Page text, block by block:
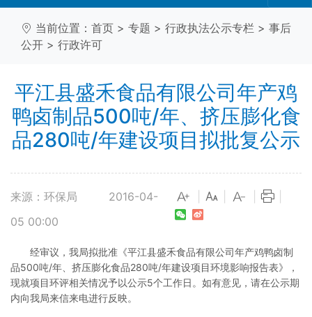
当前位置： 首页 > 专题 > 行政执法公示专栏 > 事后
公开 > 行政许可
平江县盛禾食品有限公司年产鸡
鸭卤制品500吨/年、挤压膨化食
品280吨/年建设项目拟批复公示
来源：环保局
2016-04-
05 00:00
经审议，我局拟批准《平江县盛禾食品有限公司年产鸡鸭卤制
品500吨/年、挤压膨化食品280吨/年建设项目环境影响报告表》，
现就项目环评相关情况予以公示5个工作日。如有意见，请在公示期
内向我局来信来电进行反映。